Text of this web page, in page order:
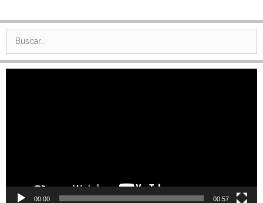
00:00 00:57